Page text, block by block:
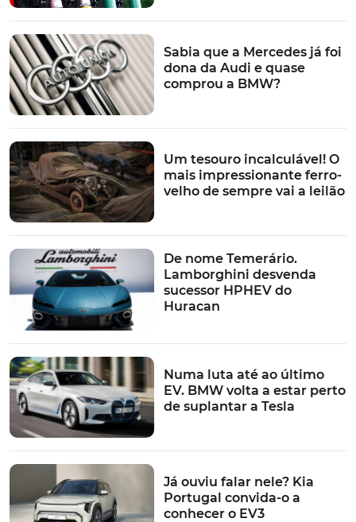
Sabia que a Mercedes já foi
dona da Audi e quase
comprou a BMW?
Um tesouro incalculável! O
mais impressionante ferro-
velho de sempre vai a leilão
De nome Temerário.
Lamborghini desvenda
sucessor HPHEV do
Huracan
Numa luta até ao último
EV. BMW volta a estar perto
de suplantar a Tesla
Já ouviu falar nele? Kia
Portugal convida-o a
conhecer o EV3